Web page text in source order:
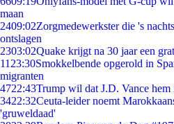
maan
2409:02Zorgmedewerkster die 's
ontslagen
2303:02Quake krijgt na 30 jaar een
11 23:30Smokkelbende opgerold in
migranten
4722:43Trump wil dat J.D. Vance
3422:32Ceuta-leider noemt
'gruweldaad'